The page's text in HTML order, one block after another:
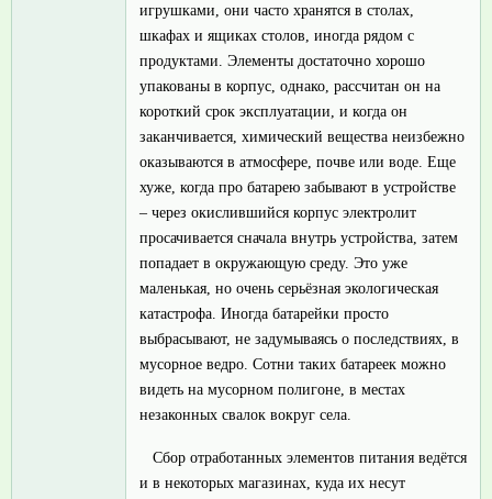
игрушками, они часто хранятся в столах,
шкафах и ящиках столов, иногда рядом с
продуктами. Элементы достаточно хорошо
упакованы в корпус, однако, рассчитан он на
короткий срок эксплуатации, и когда он
заканчивается, химический вещества неизбежно
оказываются в атмосфере, почве или воде. Еще
хуже, когда про батарею забывают в устройстве
– через окислившийся корпус электролит
просачивается сначала внутрь устройства, затем
попадает в окружающую среду. Это уже
маленькая, но очень серьёзная экологическая
катастрофа. Иногда батарейки просто
выбрасывают, не задумываясь о последствиях, в
мусорное ведро. Сотни таких батареек можно
видеть на мусорном полигоне, в местах
незаконных свалок вокруг села.
Сбор отработанных элементов питания ведётся
и в некоторых магазинах, куда их несут